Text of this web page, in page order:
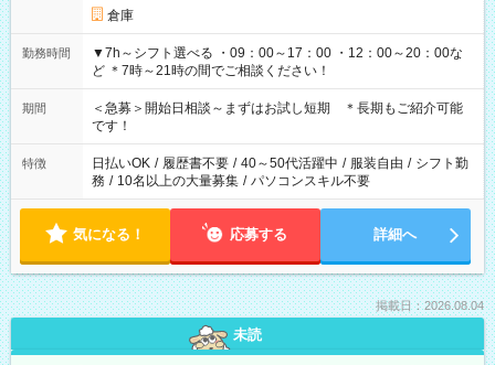
倉庫
勤務時間
▼7h～シフト選べる ・09：00～17：00 ・12：00～20：00な
ど ＊7時～21時の間でご相談ください！
期間
＜急募＞開始日相談～まずはお試し短期 ＊長期もご紹介可能
です！
特徴 日払いOK / 履歴書不要 / 40～50代活躍中 / 服装自由 / シフト勤
務 / 10名以上の大量募集 / パソコンスキル不要
気になる！ 応募する 詳細へ
掲載日：2026.08.04
未読